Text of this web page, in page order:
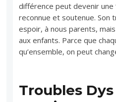
différence peut devenir une
reconnue et soutenue. Son
espoir, à nous parents,
aux enfants. Parce que
qu’ensemble, on peut
Troubles Dys